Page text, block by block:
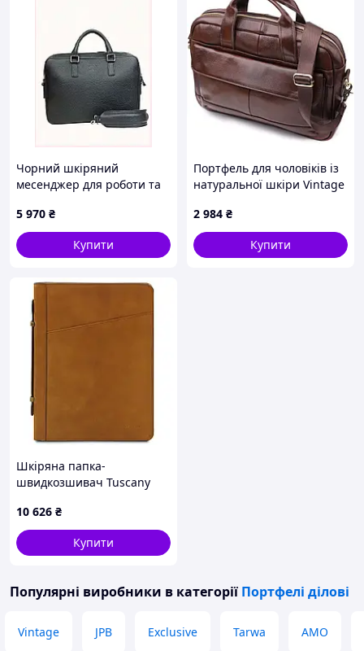
Чорний шкіряний
месенджер для роботи та
5 970 ₴
Купити
Портфель для чоловіків із
натуральної шкіри Vintage
2 984 ₴
Купити
Шкіряна папка-
швидкозшивач Tuscany
бічною ручкою та
кишенями, тілесна
VL2554_1_100
10 626 ₴
Купити
Популярні виробники в категорії Портфелі ділові
Vintage JPB Exclusive Tarwa AMO